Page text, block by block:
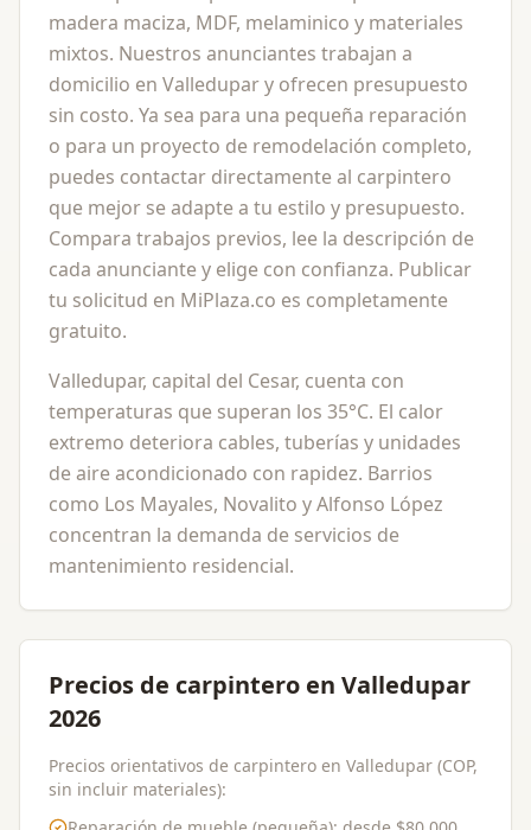
madera maciza, MDF, melaminico y materiales
mixtos. Nuestros anunciantes trabajan a
domicilio en Valledupar y ofrecen presupuesto
sin costo. Ya sea para una pequeña reparación
o para un proyecto de remodelación completo,
puedes contactar directamente al carpintero
que mejor se adapte a tu estilo y presupuesto.
Compara trabajos previos, lee la descripción de
cada anunciante y elige con confianza. Publicar
tu solicitud en MiPlaza.co es completamente
gratuito.
Valledupar, capital del Cesar, cuenta con
temperaturas que superan los 35°C. El calor
extremo deteriora cables, tuberías y unidades
de aire acondicionado con rapidez. Barrios
como Los Mayales, Novalito y Alfonso López
concentran la demanda de servicios de
mantenimiento residencial.
Precios de carpintero en Valledupar
2026
Precios orientativos de carpintero en Valledupar (COP,
sin incluir materiales):